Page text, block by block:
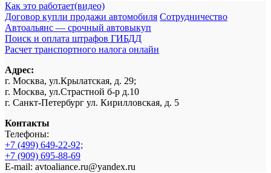
Как это работает(видео)
Договор купли продажи автомобиля Сотрудничество
Автоальянс — срочный автовыкуп
Поиск и оплата штрафов ГИБДД
Расчет транспортного налога онлайн
Адрес:
г. Москва, ул.Крылатская, д. 29;
г. Москва, ул.Страстной б-р д.10
г. Санкт-Петербург ул. Кирилловская, д. 5
Контакты
Телефоны:
+7 (499) 649-22-92;
+7 (909) 695-88-69
E-mail: avtoaliance.ru@yandex.ru